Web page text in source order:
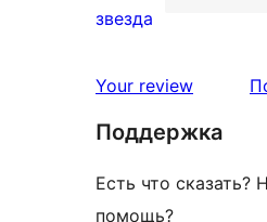
звездный
0
звездный
звезда
Your review
Поддержка
Есть что сказать?
помощь?